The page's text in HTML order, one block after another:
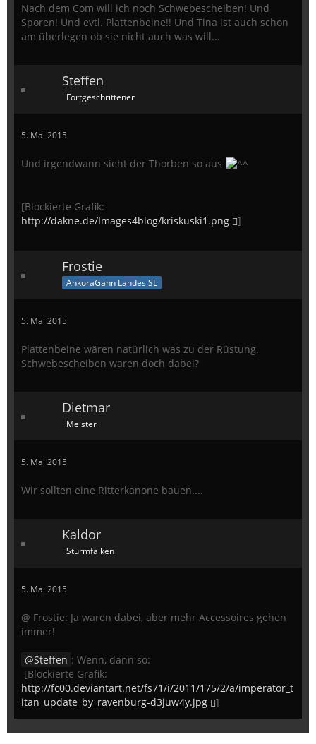
Nach dem Com will ich noch Schwebescheiben! Und
Sporen! Und evtl. Plattenbeine!! Und Tina ist auch schon
am überlegen ob sie nicht auch was will...
Steffen
Fortgeschrittener
5. Mai 2015
Und irgendwann sieht der Thorben so aus
[Blockierte Grafik:
http://dakne.de/Images4blog/kriskuski1.png
]
Frostie
AnkoraGahn Landes SL
5. Mai 2015
Plattenbeine wären natürlich was zu der Rüstung.
Schwebescheiben waren doch dabei?
Dietmar
Meister
5. Mai 2015
Wir sollten eine Ritterkanone bauen....
Kaldor
Sturmfalken
5. Mai 2015
@ Frostie: Ja waren dabei, aber mehr Accessoires gehen
immer!
Steffen : Wenn, dann so:
[Blockierte Grafik:
http://fc00.deviantart.net/fs71/i/2011/175/2/a/imperator_t
itan_update_by_ravenburg-d3juw4y.jpg
]